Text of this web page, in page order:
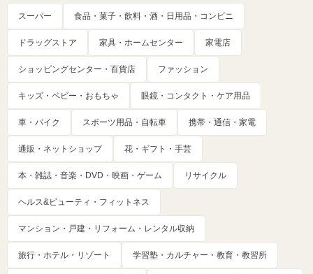
スーパー 食品・菓子・飲料・酒・日用品・コンビニ
ドラッグストア 家具・ホームセンター 家電店
ショッピングセンター・百貨店 ファッション
キッズ・ベビー・おもちゃ 眼鏡・コンタクト・ケア用品
車・バイク スポーツ用品・自転車 携帯・通信・家電
通販・ネットショップ 花・ギフト・手芸
本・雑誌・音楽・DVD・映画・ゲーム リサイクル
ヘルス&ビューティ・フィットネス
マンション・戸建・リフォーム・レンタル収納
旅行・ホテル・リゾート 学習塾・カルチャー・教育・教習所